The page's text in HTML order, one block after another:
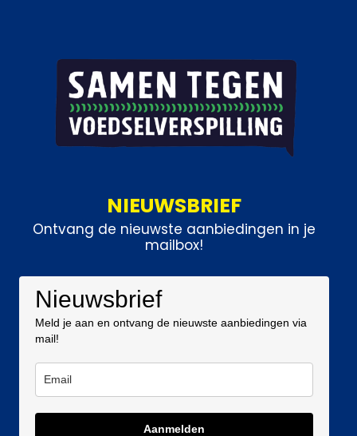
NIEUWSBRIEF
Ontvang de nieuwste aanbiedingen in je
mailbox!
Nieuwsbrief
Meld je aan en ontvang de nieuwste aanbiedingen via
mail!
Aanmelden